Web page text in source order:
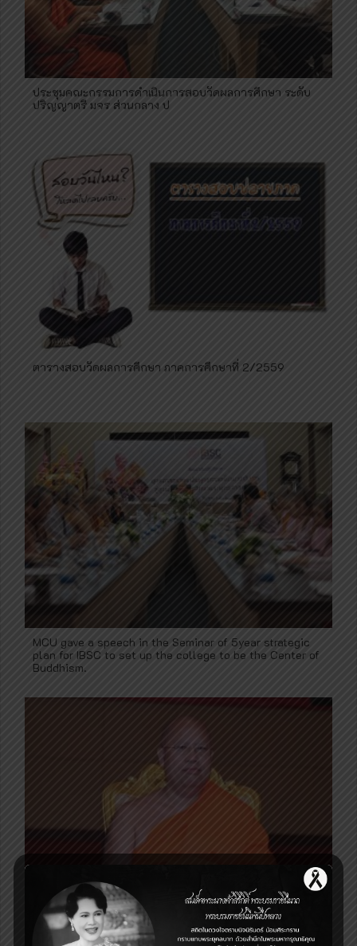
ประชุมคณะกรรมการดำเนินการสอบวัดผลการศึกษา ระดับ
ปริญญาตรี มจร ส่วนกลาง ป
ตารางสอบวัดผลการศึกษา ภาคการศึกษาที่ 2/2559
MCU gave a speech in the Seminar of 5year strategic
plan for IBSC to set up the college to be the Center of
Buddhism.
พิธีปิดโครงการสัมมนานิสิตปฏิบัติศาสนกิจ รุ่น 62